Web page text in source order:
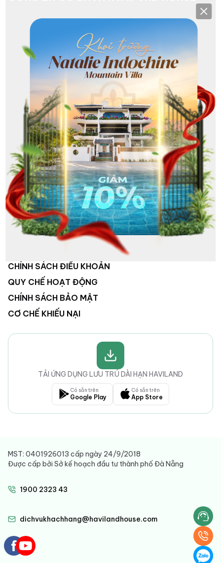
TRỤ SỞ & CHI NHÁNH
Hội sở: 193 Nguyễn Văn Linh, Hải Châu, Đà Nẵng
CN NHS: 25-27 Khuê Mỹ Đông 3, Ngũ Hành Sơn, Đà Nẵng
CN Sơn Trà: Lô G1 Phạm Văn Đồng, Sơn Trà, Đà Nẵng
CN Hoà Xuân: 368 Nguyễn Phước Lan, Hoà Xuân, Đà Nẵng
CN Liên Chiểu: 213 Nguyễn Sinh Sắc, Hòa Khánh, Đà Nẵng
VỀ CHÚNG TÔI
HỆ THỐNG KHÁCH SẠN
HOẠT ĐỘNG CÔNG TY
TUYỂN DỤNG
LIÊN HỆ
CHÍNH SÁCH ĐIỀU KHOẢN
QUY CHẾ HOẠT ĐỘNG
CHÍNH SÁCH BẢO MẬT
CƠ CHẾ KHIẾU NẠI
TẢI ỨNG DỤNG LƯU TRÚ DÀI HẠN HAVILAND
Có sẵn trên
Google Play
Có sẵn trên
App Store
MST: 0401926013 cấp ngày 24/9/2018
Được cấp bởi Sở kế hoạch đầu tư thành phố Đà Nẵng
1900 2323 43
dichvukhachhang@havilandhouse.com